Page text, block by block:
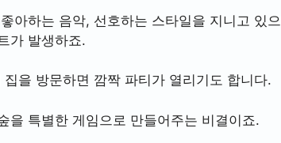
아하는 음악, 선호하는 스타일을 지니고 있
가 발생하죠.
을 방문하면 깜짝 파티가 열리기도 합니다.
을 특별한 게임으로 만들어주는 비결이죠.